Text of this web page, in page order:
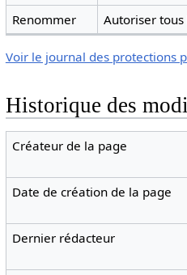
Renommer
Autoriser
Voir le journal des protections
Historique des
Créateur de la page
Date de création de la page
Dernier rédacteur